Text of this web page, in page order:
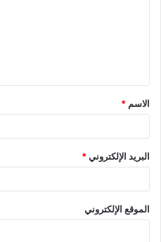
الاسم *
البريد الإلكتروني*
الموقع الإلكتروني